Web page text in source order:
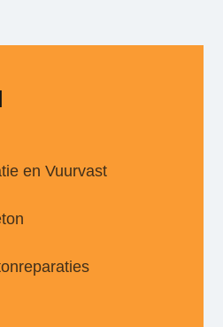
en Vuurvast